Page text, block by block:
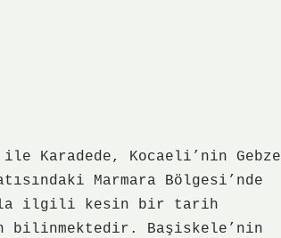
Karadede, Kocaeli’nin Gebze
Marmara Bölgesi’nde
ilgili kesin bir tarih
bilinmektedir. Başiskele’nin